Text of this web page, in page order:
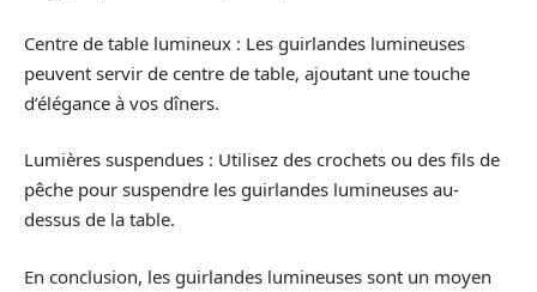
Centre de table lumineux : Les guirlandes lumineuses
peuvent servir de centre de table, ajoutant une touche
d’élégance à vos dîners.
Lumières suspendues : Utilisez des crochets ou des fils de
pêche pour suspendre les guirlandes lumineuses au-
dessus de la table.
En conclusion, les guirlandes lumineuses sont un moyen